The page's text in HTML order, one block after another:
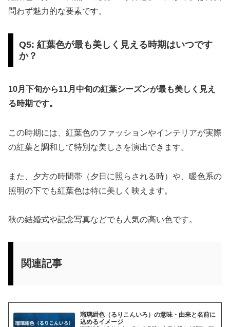
問わず魅力的な要素です。
Q5: 紅葉色が最も美しく見える時期はいつです
か？
10月下旬から11月中旬の紅葉シーズンが最も美しく見え
る時期です。
この時期には、紅葉色のファッションやインテリアが実際
の紅葉と調和して特別な美しさを演出できます。
また、夕方の時間帯（夕日に照らされる時）や、暖色系の
照明の下でも紅葉色は特に美しく映えます。
秋の結婚式や記念写真などでも人気の高い色です。
関連記事
瑠璃紺色（るりこんいろ）の意味・由来と名前に
込めるイメージ